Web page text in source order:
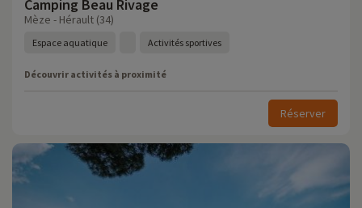
Camping Beau Rivage
Mèze - Hérault (34)
Espace aquatique Activités sportives
Découvrir activités à proximité
Réserver